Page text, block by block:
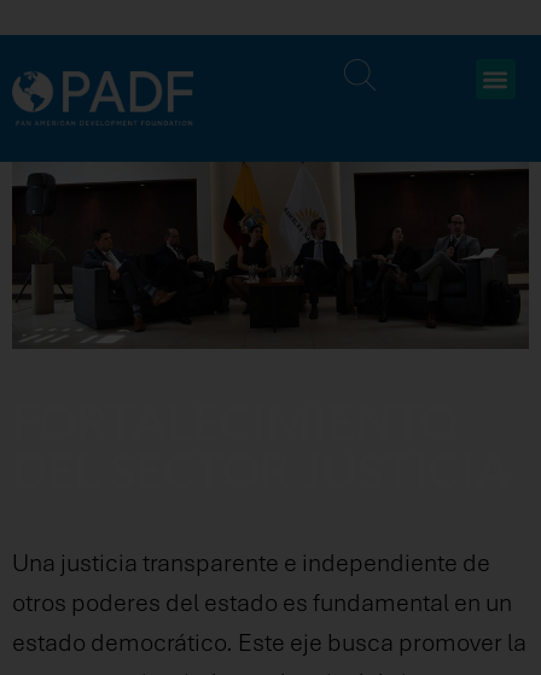
Una justicia transparente e independiente de
otros poderes del estado es fundamental en un
estado democrático. Este eje busca promover la